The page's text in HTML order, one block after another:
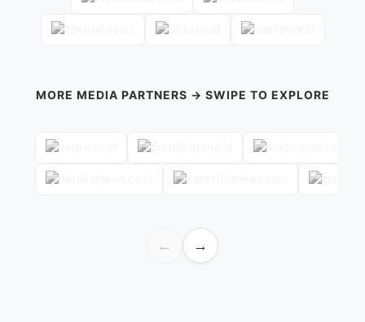
MORE MEDIA PARTNERS → SWIPE TO EXPLORE
← →